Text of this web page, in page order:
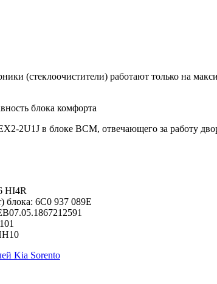
(стеклоочистители) работают только на
блока комфорта
2U1J в блоке BCM, отвечающего за работу
HI4R
блока: 6C0 937 089E